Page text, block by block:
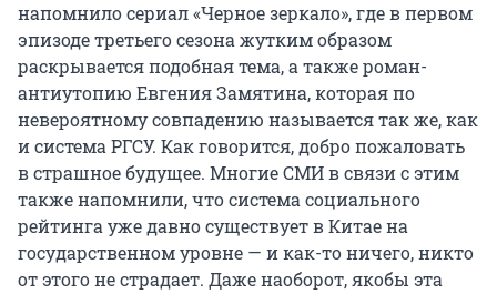
напомнило сериал «Черное зеркало», где в первом
эпизоде третьего сезона жутким образом
раскрывается подобная тема, а также роман-
антиутопию Евгения Замятина, которая по
невероятному совпадению называется так же, как
и система РГСУ. Как говорится, добро пожаловать
в страшное будущее. Многие СМИ в связи с этим
также напомнили, что система социального
рейтинга уже давно существует в Китае на
государственном уровне — и как-то ничего, никто
от этого не страдает. Даже наоборот, якобы эта